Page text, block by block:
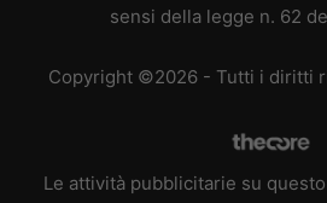
sensi della legge n. 62
Copyright ©2026 - Tutti i diritti
Le attività pubblicitarie su